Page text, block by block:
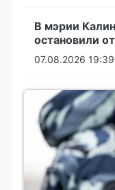
В мэрии
остановили
07.08.2026 19:39